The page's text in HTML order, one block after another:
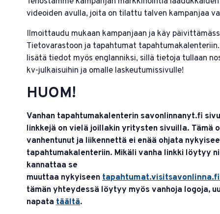
videoiden avulla, joita on tilattu talven kampanjaa
Ilmoittaudu mukaan kampanjaan ja käy
Tietovarastoon ja tapahtumat
lisätä tiedot myös englanniksi, sillä tietoja tullaan
kv-julkaisuihin ja omalle laskeutumissivulle!
HUOM!
Vanhan tapahtumakalenterin savonlinnanyt.fi
linkkejä on vielä joillakin yritysten sivuilla. Tämä
vanhentunut ja liikennettä ei enää ohjata
tapahtumakalenteriin. Mikäli vanha linkki löytyy
kannattaa se
muuttaa nykyiseen
tämän yhteydessä löytyy myös vanhoja logoja,
napata täältä.